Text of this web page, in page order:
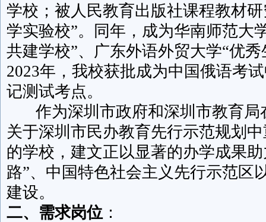
学校；被人民教育出版社课程教材
学实验校”。同年，成为华南师范大
共建学校”、广东外语外贸大学“优
2023年，我校获批成为中国俄语考
记测试考点。
作为深圳市政府和深圳市教育局
关于深圳市民办教育先行示范规划
的学校，建文正以显著的办学成果
路”、中国特色社会主义先行示范区
建设。
二、需求岗位：